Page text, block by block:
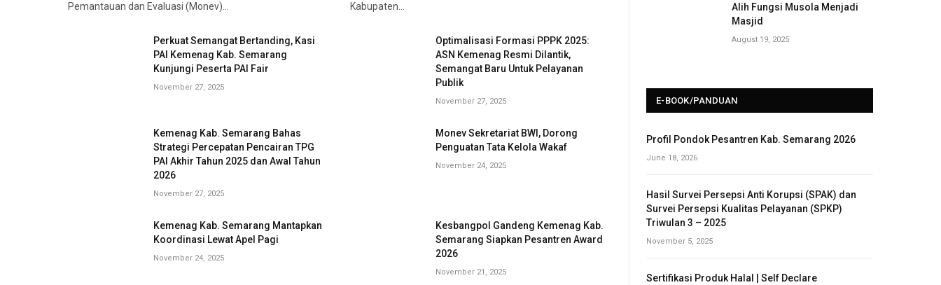
Pemantauan dan Evaluasi (Monev)…
Kabupaten…
Perkuat Semangat Bertanding, Kasi
PAI Kemenag Kab. Semarang
Kunjungi Peserta PAI Fair
November 27, 2025
Optimalisasi Formasi PPPK 2025:
ASN Kemenag Resmi Dilantik,
Semangat Baru Untuk Pelayanan
Publik
November 27, 2025
Kemenag Kab. Semarang Bahas
Strategi Percepatan Pencairan TPG
PAI Akhir Tahun 2025 dan Awal Tahun
2026
November 27, 2025
Monev Sekretariat BWI, Dorong
Penguatan Tata Kelola Wakaf
November 24, 2025
Kemenag Kab. Semarang Mantapkan
Koordinasi Lewat Apel Pagi
November 24, 2025
Kesbangpol Gandeng Kemenag Kab.
Semarang Siapkan Pesantren Award
2026
November 21, 2025
Alih Fungsi Musola Menjadi
Masjid
August 19, 2025
E-BOOK/PANDUAN
Profil Pondok Pesantren Kab. Semarang 2026
June 18, 2026
Hasil Survei Persepsi Anti Korupsi (SPAK) dan
Survei Persepsi Kualitas Pelayanan (SPKP)
Triwulan 3 – 2025
November 5, 2025
Sertifikasi Produk Halal | Self Declare